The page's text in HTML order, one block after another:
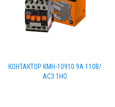
КОНТАКТОР КМН-10910 9А 110В/
АС3 1НО